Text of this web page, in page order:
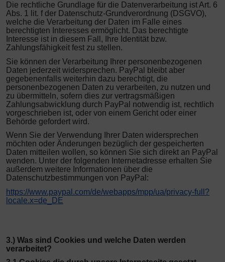
Die rechtliche Grundlage für die Datenverarbeitung ist Art. 6
Abs. 1 lit. f der Datenschutz-Grundverordnung (DSGVO),
welche die Verarbeitung der Daten im Falle eines
berechtigten Interesses ermöglicht. Das berechtigte
Interesse ist in diesem Fall, Ihre Identität bzw.
Zahlungsfähigkeit fest zu stellen.
Sie können der Verarbeitung Ihrer personenbezogenen
Daten jederzeit widersprechen. PayPal bleibt aber
gegebenenfalls weiterhin dazu berechtigt, die
personenbezogenen Daten zu verarbeiten, zu nutzen und
zu übermitteln, sofern dies zur vertragsmäßigen
Zahlungsabwicklung durch PayPal notwendig ist, rechtlich
vorgeschrieben ist, oder von einem Gericht oder einer
Behörde gefordert wird.
Wenn Sie der Verwendung Ihrer Daten widersprechen
möchten oder Änderungen bezüglich der gespeicherten
Daten mitteilen wollen, so können Sie sich direkt an PayPal
wenden. Unter der folgenden Internetadresse erhalten Sie
außerdem weitere Informationen über die
Datenschutzbestimmungen von PayPal:
https://www.paypal.com/de/webapps/mpp/ua/privacy-full?
locale.x=de_DE
3.) Was sind Cookies und welche Daten werden
verarbeitet?